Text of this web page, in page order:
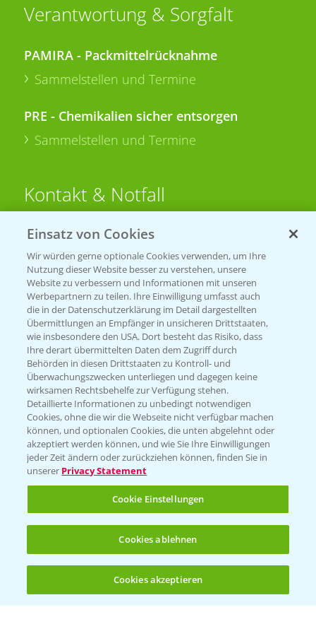
(noch 4)
Verantwortung & Sorgfalt
PAMIRA - Packmittelrücknahme
Sammelstellen und Termine
PRE - Chemikalien sicher entsorgen
Sammelstellen und Termine
Kontakt & Notfall
Beratung auf WhatsApp
T.+49 (0)174 346 564 1
KONTAKT
Hilfe in Notfällen
T.+49 (0)214/30-20220
Folgen Sie uns
Allgemeine Nutzungsbedingungen
Datenschutzerklärung
Einsatz von Cookies
Wir würden gerne optionale Cookies verwenden, um Ihre
Nutzung dieser Website besser zu verstehen, unsere
Website zu verbessern und Informationen mit unseren
Werbepartnern zu teilen. Ihre Einwilligung umfasst auch
die in der Datenschutzerklärung im Detail dargestellten
Übermittlungen an Empfänger in unsicheren Drittstaaten,
wie insbesondere den USA. Dort besteht das Risiko, dass
Ihre derart übermittelten Daten dem Zugriff durch
Behörden in diesen Drittstaaten zu Kontroll- und
Überwachungszwecken unterliegen und dagegen keine
wirksamen Rechtsbehelfe zur Verfügung stehen.
Detaillierte Informationen zu unbedingt notwendigen
Cookies, ohne die wir die Webseite nicht verfügbar machen
können, und optionalen Cookies, die unten abgelehnt oder
akzeptiert werden können, und wie Sie Ihre Einwilligungen
jeder Zeit ändern oder zurückziehen können, finden Sie in
unserer Privacy Statement
Cookie Einstellungen
Cookies ablehnen
Cookies akzeptieren